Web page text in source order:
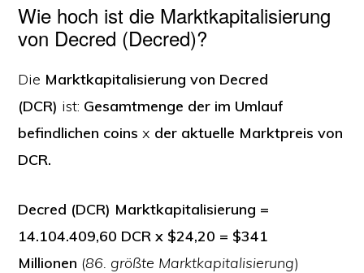
Wie hoch ist die Marktkapitalisierung
von Decred (Decred)?
Die Marktkapitalisierung von Decred
(DCR) ist: Gesamtmenge der im Umlauf
befindlichen coinsx der aktuelle Marktpreis von
DCR.
Decred (DCR) Marktkapitalisierung =
14.104.409,60 DCR x $24,20 = $341
Millionen (86. größte Marktkapitalisierung)